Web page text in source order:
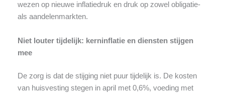
wezen op nieuwe inflatiedruk en druk op zowel obligatie-
als aandelenmarkten.
Niet louter tijdelijk: kerninflatie en diensten stijgen
mee
De zorg is dat de stijging niet puur tijdelijk is. De kosten
van huisvesting stegen in april met 0,6%, voeding met